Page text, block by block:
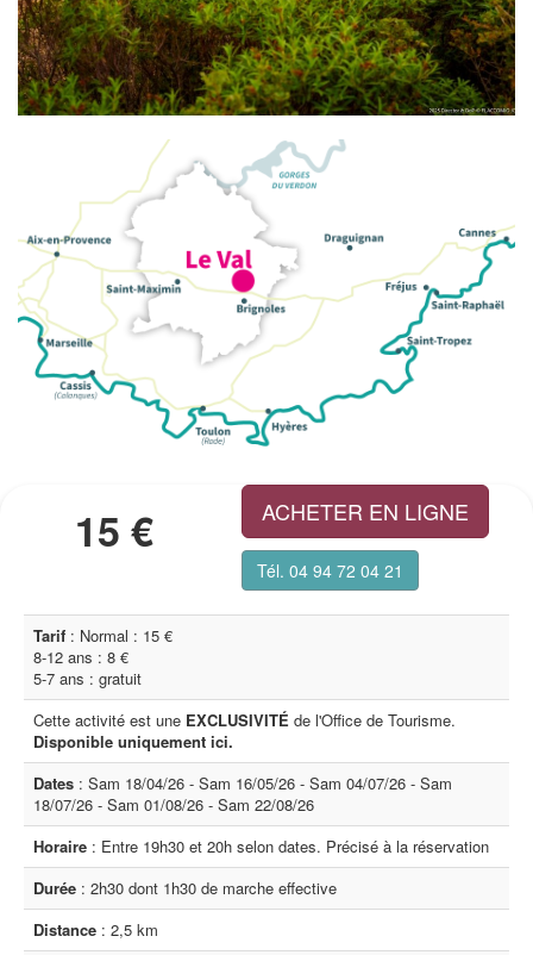
15 € ACHETER EN LIGNE
Tél. 04 94 72 04 21
Tarif : Normal : 15 €
8-12 ans : 8 €
5-7 ans : gratuit
Cette activité est une EXCLUSIVITÉ de l'Office de Tourisme.
Disponible uniquement ici.
Dates : Sam 18/04/26 - Sam 16/05/26 - Sam 04/07/26 - Sam
18/07/26 - Sam 01/08/26 - Sam 22/08/26
Horaire : Entre 19h30 et 20h selon dates. Précisé à la réservation
Durée : 2h30 dont 1h30 de marche effective
Distance : 2,5 km